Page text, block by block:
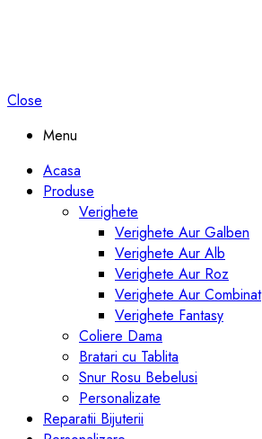
Close
Menu
Acasa
Produse
Verighete
Verighete Aur Galben
Verighete Aur Alb
Verighete Aur Roz
Verighete Aur Combinat
Verighete Fantasy
Coliere Dama
Bratari cu Tablita
Snur Rosu Bebelusi
Personalizate
Reparatii Bijuterii